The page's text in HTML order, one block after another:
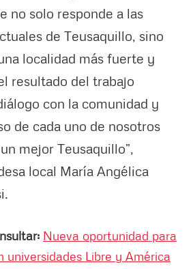
no solo responde a las
de Teusaquillo, sino
localidad más fuerte y
resultado del trabajo
con la comunidad y
de cada uno de nosotros
mejor Teusaquillo”,
local María Angélica
Nueva oportunidad para
universidades Libre y América